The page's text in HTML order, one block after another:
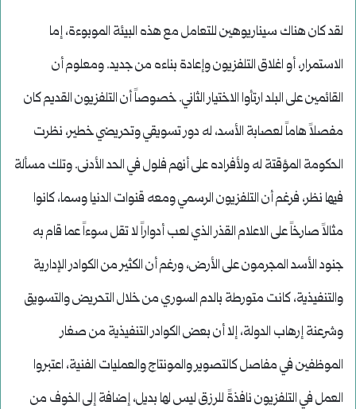
لقد كان هناك سيناريوهين للتعامل مع هذه البيئة الموبوءة، إما
الاستمرار، أو اغلاق التلفزيون وإعادة بناءه من جديد. ومعلوم أن
القائمين على البلد ارتأوا الاختيار الثاني. خصوصاً أن التلفزيون القديم كان
مفصلاً هاماً لعصابة الأسد، له دور تسويقي وتحريضي خطير، نظرت
الحكومة المؤقتة له ولأفراده على أنهم فلول في الحد الأدنى. وتلك مسألة
فيها نظر، فرغم أن التلفزيون الرسمي ومعه قنوات الدنيا وسما، كانوا
مثالاً صارخاً على الاعلام القذر الذي لعب أدواراً لا تقل سوءاً عما قام به
جنود الأسد المجرمون على الأرض، ورغم أن الكثير من الكوادر الإدارية
والتنفيذية، كانت متورطة بالدم السوري من خلال التحريض والتسويق
وشرعنة إرهاب الدولة، إلا أن بعض الكوادر التنفيذية من صغار
الموظفين في مفاصل كالتصوير والمونتاج والعمليات الفنية، اعتبروا
العمل في التلفزيون نافذةً للرزق ليس لها بديل، إضافة إلى الخوف من